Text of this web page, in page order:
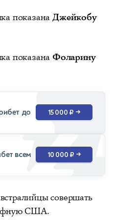
показана Джейкобу
показана Фоларину
до 15 000 ₽ →
всем 10 000 ₽ →
совершать
США.